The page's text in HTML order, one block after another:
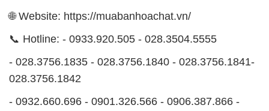
🌐 Website: https://muabanhoachat.vn/
📞 Hotline: - 0933.920.505 - 028.3504.5555
- 028.3756.1835 - 028.3756.1840 - 028.3756.1841-
028.3756.1842
- 0932.660.696 - 0901.326.566 - 0906.387.866 -